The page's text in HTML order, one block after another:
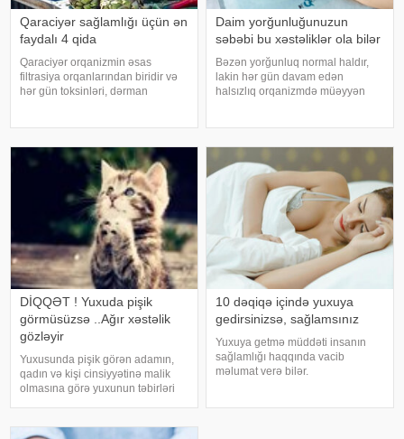
Qaraciyər sağlamlığı üçün ən
faydalı 4 qida
Qaraciyər orqanizmin əsas
filtrasiya orqanlarından biridir və
hər gün toksinləri, dərman
federal ekspert onkologiya
Daim yorğunluğunuzun
səbəbi bu xəstəliklər ola bilər
Bəzən yorğunluq normal haldır,
lakin hər gün davam edən
halsızlıq orqanizmdə müəyyən
qan azlığı, qalxanabənzər vəz
xəstəlikləri, şəkərl
DİQQƏT ! Yuxuda pişik
görmüsüzsə ..Ağır xəstəlik
gözləyir
Yuxusunda pişik görən adamın,
qadın və kişi cinsiyyətinə malik
olmasına görə yuxunun təbirləri
həyatında diqqətsiz bir şəxsiyyətə
10 dəqiqə içində yuxuya
gedirsinizsə, sağlamsınız
Yuxuya getmə müddəti insanın
sağlamlığı haqqında vacib
məlumat verə bilər.